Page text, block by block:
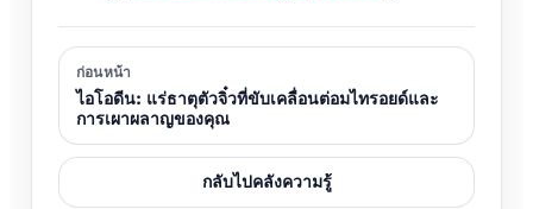
ก่อนหน้า
ไอโอดีน: แร่ธาตุตัวจิ๋วที่ขับเคลื่อนต่อมไทรอยด์และ
การเผาผลาญของคุณ
กลับไปคลังความรู้